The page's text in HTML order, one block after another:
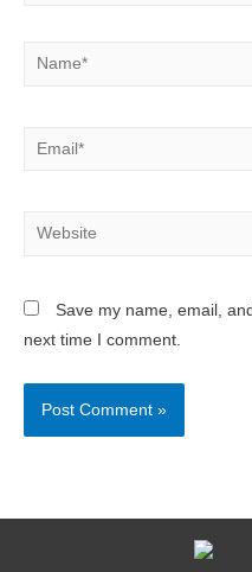
Save my name, email,
next time I comment.